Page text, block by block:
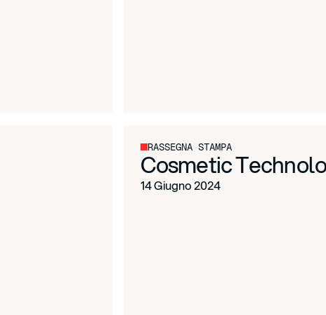
RASSEGNA STAMPA
Cosmetic
14 Giugno 2024